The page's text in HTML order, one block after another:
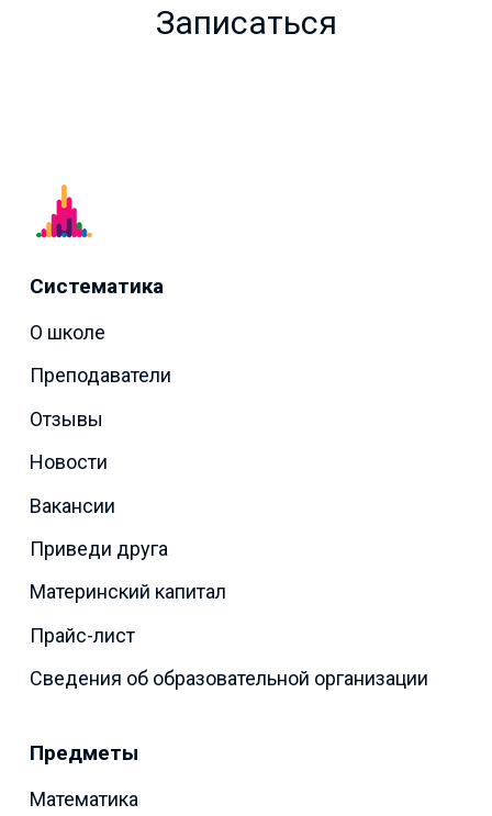
Записаться
Систематика
О школе
Преподаватели
Отзывы
Новости
Вакансии
Приведи друга
Материнский капитал
Прайс-лист
Сведения об образовательной организации
Предметы
Математика